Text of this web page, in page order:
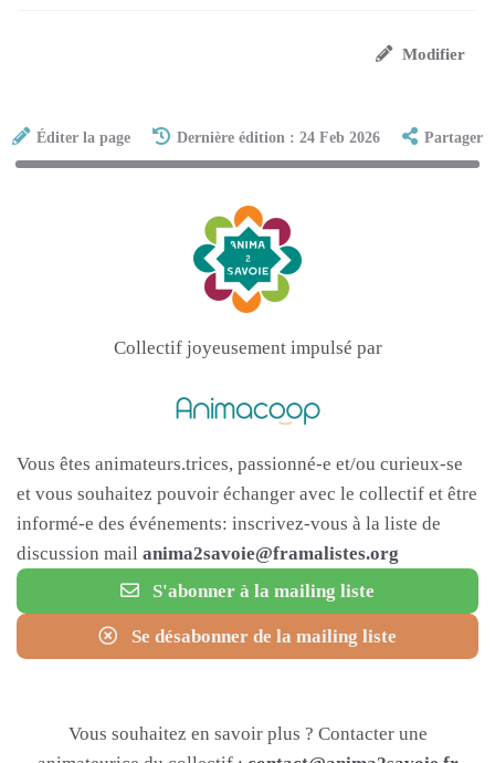
Modifier
Éditer la page Dernière édition : 24 Feb 2026 Partager
Collectif joyeusement impulsé par
Vous êtes animateurs.trices, passionné-e et/ou curieux-se
et vous souhaitez pouvoir échanger avec le collectif et être
informé-e des événements: inscrivez-vous à la liste de
discussion mail anima2savoie@framalistes.org
S'abonner à la mailing liste
Se désabonner de la mailing liste
Vous souhaitez en savoir plus ? Contacter une